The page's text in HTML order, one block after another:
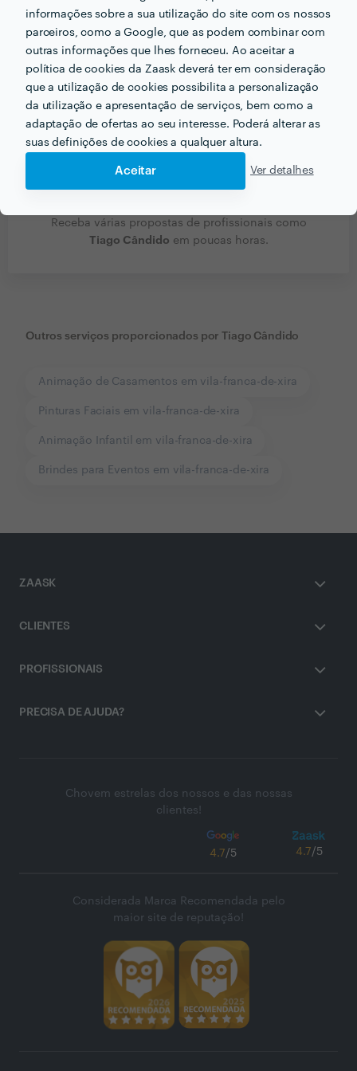
informações sobre a sua utilização do site com os nossos
parceiros, como a Google, que as podem combinar com
outras informações que lhes forneceu. Ao aceitar a
política de cookies da Zaask deverá ter em consideração
que a utilização de cookies possibilita a personalização
da utilização e apresentação de serviços, bem como a
adaptação de ofertas ao seu interesse. Poderá alterar as
suas definições de cookies a qualquer altura.
Aceitar Ver detalhes
Receba várias propostas de profissionais como
Tiago Cândido em poucas horas.
Outros serviços proporcionados por Tiago Cândido
Animação de Casamentos em vila-franca-de-xira
Pinturas Faciais em vila-franca-de-xira
Animação Infantil em vila-franca-de-xira
Brindes para Eventos em vila-franca-de-xira
ZAASK
CLIENTES
PROFISSIONAIS
PRECISA DE AJUDA?
Chovem estrelas dos nossos e das nossas
clientes!
4.7/5 4.7/5
Considerada Marca Recomendada pelo
maior site de reputação!